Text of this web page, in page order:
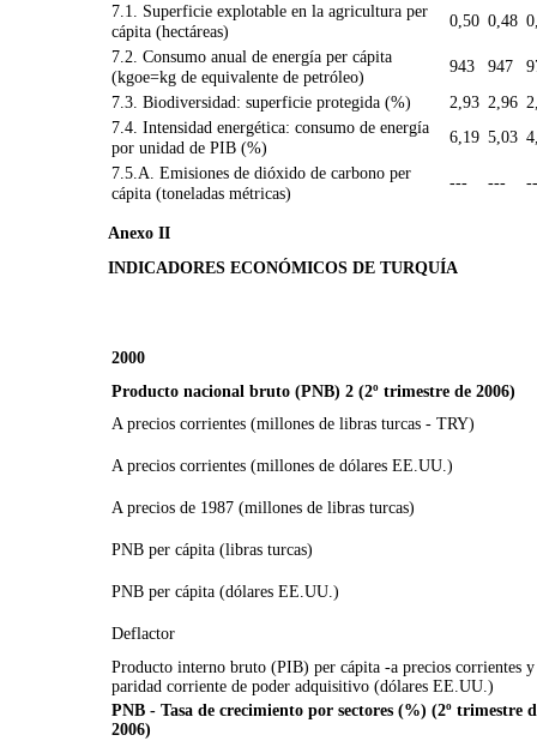
7.1. Superficie explotable en la agricultura per
cápita (hectáreas)
0,50 0,48
7.2. Consumo anual de energía per cápita
(kgoe=kg de equivalente de petróleo)
943 947
7.3. Biodiversidad: superficie protegida (%)
2,93 2,96
7.4. Intensidad energética: consumo de energía
por unidad de PIB (%)
6,19 5,03
7.5.A. Emisiones de dióxido de carbono per
cápita (toneladas métricas)
--- ---
Anexo II
INDICADORES ECONÓMICOS DE TURQUÍA
2000
Producto nacional bruto (PNB) 2 (2º trimestre de 2006)
A precios corrientes (millones de libras turcas - TRY)
A precios corrientes (millones de dólares EE.UU.)
A precios de 1987 (millones de libras turcas)
PNB per cápita (libras turcas)
PNB per cápita (dólares EE.UU.)
Deflactor
Producto interno bruto (PIB) per cápita -a precios corrientes y
paridad corriente de poder adquisitivo (dólares EE.UU.)
PNB - Tasa de crecimiento por sectores (%) (2º trimestre
2006)